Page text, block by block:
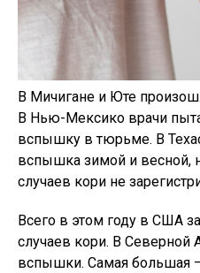
В Мичигане и Юте
В Нью-Мексико врачи
вспышку в тюрьме. В
вспышка зимой и весной,
случаев кори не
Всего в этом году в США
случаев кори. В
вспышки. Самая большая